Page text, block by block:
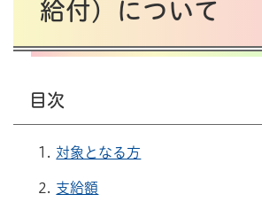
給付）について
目次
対象となる方
支給額